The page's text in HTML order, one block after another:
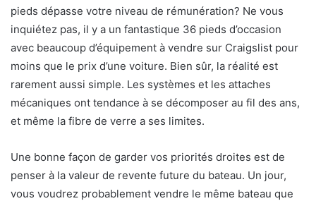
pieds dépasse votre niveau de rémunération? Ne vous
inquiétez pas, il y a un fantastique 36 pieds d’occasion
avec beaucoup d’équipement à vendre sur Craigslist pour
moins que le prix d’une voiture. Bien sûr, la réalité est
rarement aussi simple. Les systèmes et les attaches
mécaniques ont tendance à se décomposer au fil des ans,
et même la fibre de verre a ses limites.
Une bonne façon de garder vos priorités droites est de
penser à la valeur de revente future du bateau. Un jour,
vous voudrez probablement vendre le même bateau que